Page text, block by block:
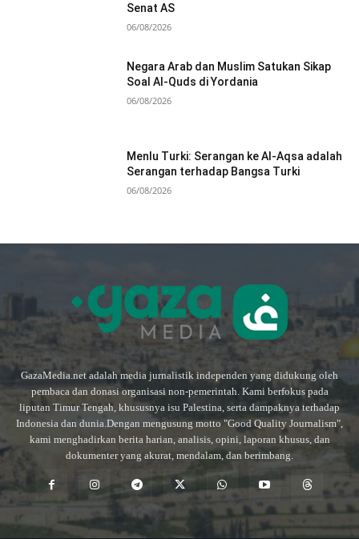
Senat AS
06/08/2026
Negara Arab dan Muslim Satukan Sikap
Soal Al-Quds di Yordania
06/08/2026
Menlu Turki: Serangan ke Al-Aqsa adalah
Serangan terhadap Bangsa Turki
06/08/2026
GazaMedia.net adalah media jurnalistik independen yang didukung oleh
pembaca dan donasi organisasi non-pemerintah. Kami berfokus pada
liputan Timur Tengah, khususnya isu Palestina, serta dampaknya terhadap
Indonesia dan dunia.Dengan mengusung motto "Good Quality Journalism",
kami menghadirkan berita harian, analisis, opini, laporan khusus, dan
dokumenter yang akurat, mendalam, dan berimbang.